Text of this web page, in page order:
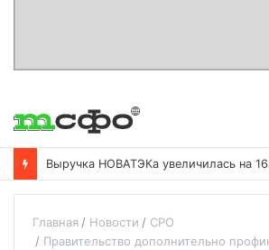
Главная Новости
СРО
Правительство дополнительно